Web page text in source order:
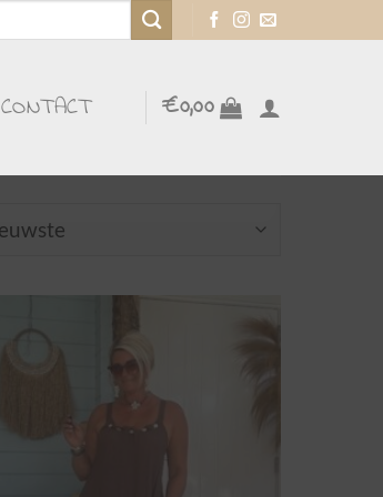
CONTACT €0,00